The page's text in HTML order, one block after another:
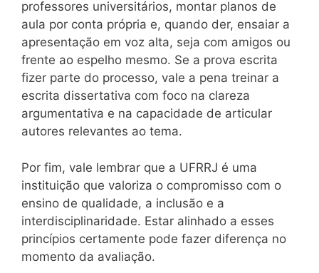
professores universitários, montar planos de
aula por conta própria e, quando der, ensaiar a
apresentação em voz alta, seja com amigos ou
frente ao espelho mesmo. Se a prova escrita
fizer parte do processo, vale a pena treinar a
escrita dissertativa com foco na clareza
argumentativa e na capacidade de articular
autores relevantes ao tema.
Por fim, vale lembrar que a UFRRJ é uma
instituição que valoriza o compromisso com o
ensino de qualidade, a inclusão e a
interdisciplinaridade. Estar alinhado a esses
princípios certamente pode fazer diferença no
momento da avaliação.